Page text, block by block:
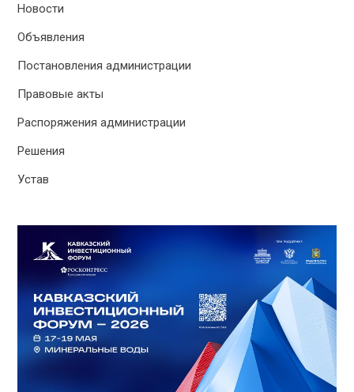
Новости
Объявления
Постановления администрации
Правовые акты
Распоряжения администрации
Решения
Устав